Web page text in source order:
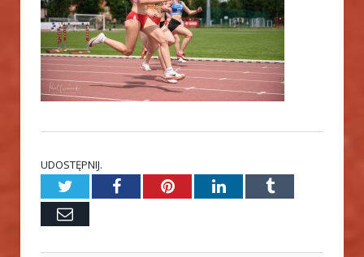
UDOSTĘPNIJ.
TwitterFacebookPinterestLinkedInTumblr
Email